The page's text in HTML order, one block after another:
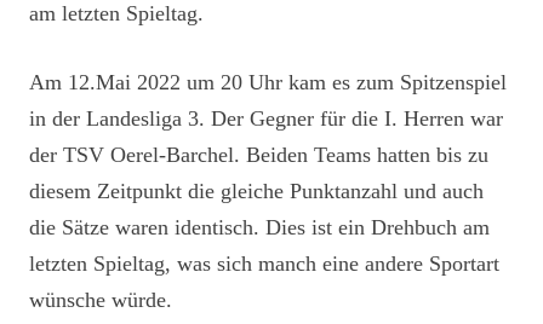
am letzten Spieltag.
Am 12.Mai 2022 um 20 Uhr kam es zum Spitzenspiel
in der Landesliga 3. Der Gegner für die I. Herren war
der TSV Oerel-Barchel. Beiden Teams hatten bis zu
diesem Zeitpunkt die gleiche Punktanzahl und auch
die Sätze waren identisch. Dies ist ein Drehbuch am
letzten Spieltag, was sich manch eine andere Sportart
wünsche würde.